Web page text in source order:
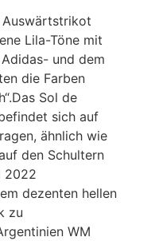
Auswärtstrikot
Lila-Töne mit
und dem
die Farben
Sol de
sich auf
ähnlich wie
den Schultern
2022
dezenten hellen
zu
WM